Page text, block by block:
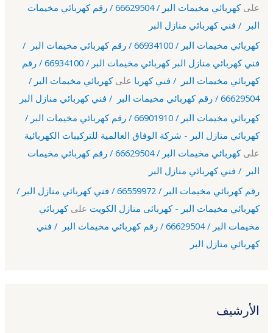
على
كهربائي مخيمات البر / 66629504 / رقم كهربائي مخيمات
البر / فني كهربائي منازل البر
كهربائي مخيمات البر / 66934100 / رقم كهربائي مخيمات البر /
فني كهربائي منازل البر كهربائي مخيمات البر / 66934100 / رقم
كهربائي مخيمات البر / فني كهربا علىكهربائي مخيمات البر /
66629504 / رقم كهربائي مخيمات البر / فني كهربائي منازل البر
كهربائي مخيمات البر / 66901910 / رقم كهربائي مخيمات البر /
كهربائي منازل البر - شركة الوفاق العالمية للتركيبات الكهربائية
على
كهربائي مخيمات البر / 66629504 / رقم كهربائي مخيمات
البر / فني كهربائي منازل البر
رقم كهربائي مخيمات البر / 66559972 / فني كهربائي منازل البر /
كهربائي مخيمات البر - كهربائى منازل الكويت علىكهربائي
مخيمات البر / 66629504 / رقم كهربائي مخيمات البر / فني
كهربائي منازل البر
الأرشيف